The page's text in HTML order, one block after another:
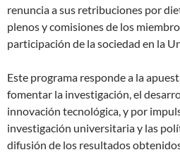
renuncia a sus retribuciones por
plenos y comisiones de los
participación de la sociedad en la
Este programa responde a la
fomentar la investigación, el
innovación tecnológica, y por
investigación universitaria y las
difusión de los resultados